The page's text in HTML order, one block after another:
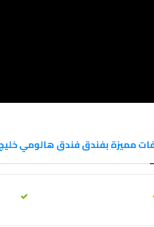
مميزة بفندق فندق هالومي